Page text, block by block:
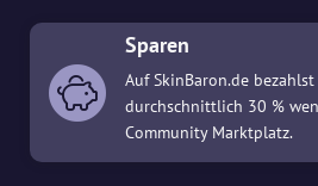
Sparen
Auf SkinBaron.de
durchschnittlich 30 %
Community Marktplatz.